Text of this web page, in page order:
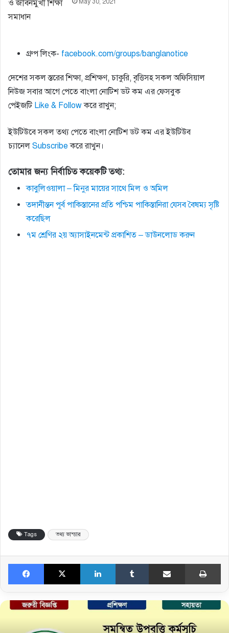
May 30, 2021
গ্রুপ লিংক- facebook.com/groups/banglanotice
দেশের সকল স্তরের শিক্ষা, প্রশিক্ষণ, চাকুরি, বৃত্তিসহ সকল অফিসিয়াল
নিউজ সবার আগে পেতে বাংলা নোটিশ ডট কম এর ফেসবুক
পেইজটি Like & Followকরে রাখুন;
ইউটিউবে সকল তথ্য পেতে বাংলা নোটিশ ডট কম এর ইউটিউব
চ্যানেল Subscribe করে রাখুন।
তোমার জন্য নির্বাচিত কয়েকটি তথ্য:
কাবুলিওয়ালা – মিনুর মায়ের সাথে মিল ও অমিল
তদানীন্তন পূর্ব পাকিস্তানের প্রতি পশ্চিম পাকিস্তানিরা যেসব বৈষম্য সৃষ্টি
করেছিল
৭ম শ্রেণির ২য় অ্যাসাইনমেন্ট প্রকাশিত – ডাউনলোড করুন
Tags তথ্য ভান্ডার
Facebook X LinkedIn Tumblr Share via Email